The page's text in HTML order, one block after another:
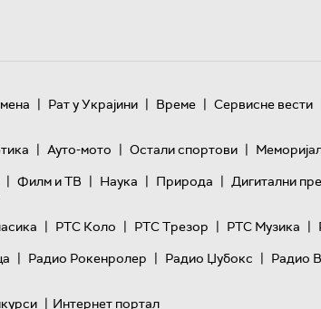
| Рат у Украјини | Време | Сервисне вести
| Ауто-мото | Остали спортови |
| Филм и ТВ | Наука | Природа | Дигитални
| РТС Коло | РТС Трезор | РТС Музика |
| Радио Рокенролер | Радио Џубокс | Радио
| Интернет портал